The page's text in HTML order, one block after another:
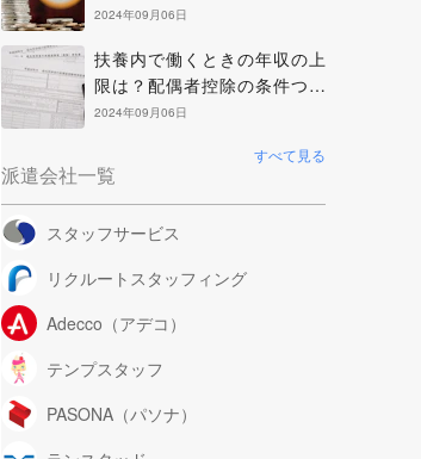
較も紹介
2024年09月06日
扶養内で働くときの年収の上
限は？配偶者控除の条件つい
て解説
2024年09月06日
すべて見る
派遣会社一覧
スタッフサービス
リクルートスタッフィング
Adecco（アデコ）
テンプスタッフ
PASONA（パソナ）